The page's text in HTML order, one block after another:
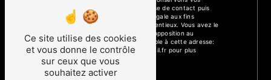
données pendant la période de prise de contact puis
pendant la durée de prescription légale aux fins
probatoires et de gestion des contentieux. Vous avez le
droit de vous inscrire sur la liste d'opposition au
démarchage téléphonique, disponible à cette adresse:
Bloctel.gouv.fr. Consultez le site cnil.fr pour plus
d’informations sur vos droits.
Ce site utilise des cookies
et vous donne le contrôle
sur ceux que vous
souhaitez activer